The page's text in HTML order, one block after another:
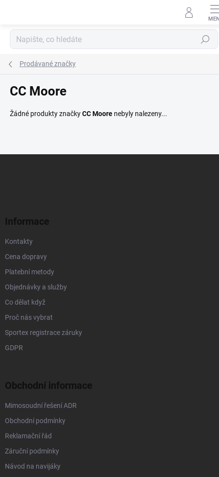
Hledat
Prodávané značky
CC Moore
Žádné produkty značkyCC Moore nebyly nalezeny...
Informace
Kontakty
Cena dopravy
Platební metody
Objednávky a služby
Co dělat když
Proč nás vybrat
Sportex registrace záruky
GDPR
Obchodní informace
Mimosoudní řešení ADR
Obchodní podmínky
Reklamační řád
Záruční podmínky
Návod na navijáky